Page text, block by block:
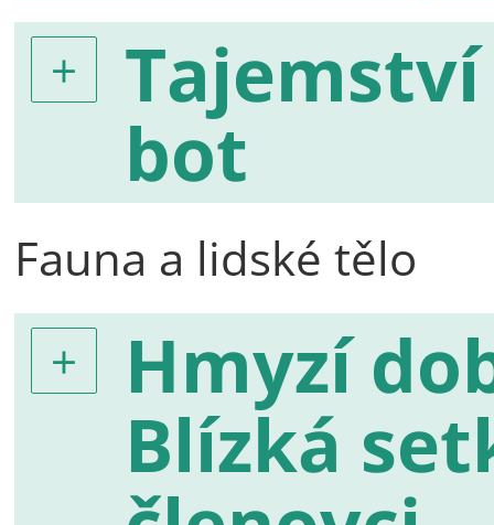
bot
Fauna a lidské tělo
Hmyzí
Blízká